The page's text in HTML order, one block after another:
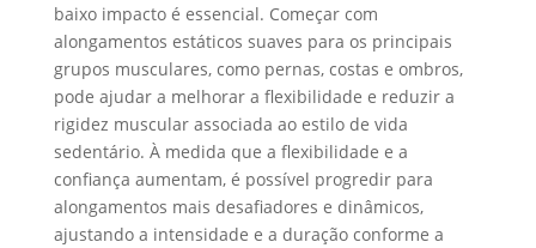
baixo impacto é essencial. Começar com
alongamentos estáticos suaves para os principais
grupos musculares, como pernas, costas e ombros,
pode ajudar a melhorar a flexibilidade e reduzir a
rigidez muscular associada ao estilo de vida
sedentário. À medida que a flexibilidade e a
confiança aumentam, é possível progredir para
alongamentos mais desafiadores e dinâmicos,
ajustando a intensidade e a duração conforme a